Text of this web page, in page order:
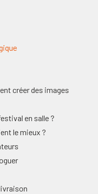
créer des images
en salle ?
le mieux ?